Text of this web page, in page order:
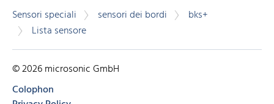
Sensori speciali sensori dei bordi
bks+
Lista sensore
© 2026 microsonic GmbH
Colophon